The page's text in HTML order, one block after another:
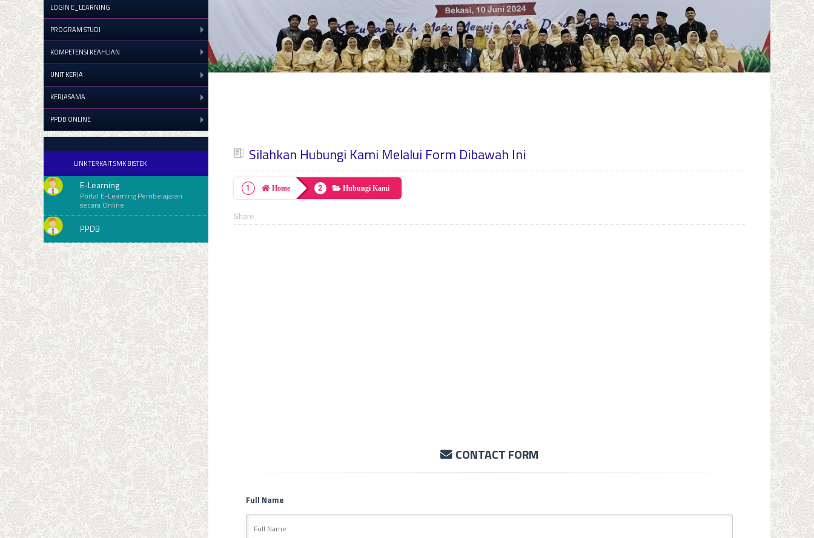
LOGIN E_LEARNING
PROGRAM STUDI
KOMPETENSI KEAHLIAN
UNIT KERJA
KERJASAMA
PPDB ONLINE
LINK TERKAIT SMK BISTEK
E-Learning
Portal E-Learning Pembelajaran
secara Online
PPDB
Silahkan Hubungi Kami Melalui Form Dibawah Ini
Home Hubungi Kami
Share
CONTACT FORM
Full Name